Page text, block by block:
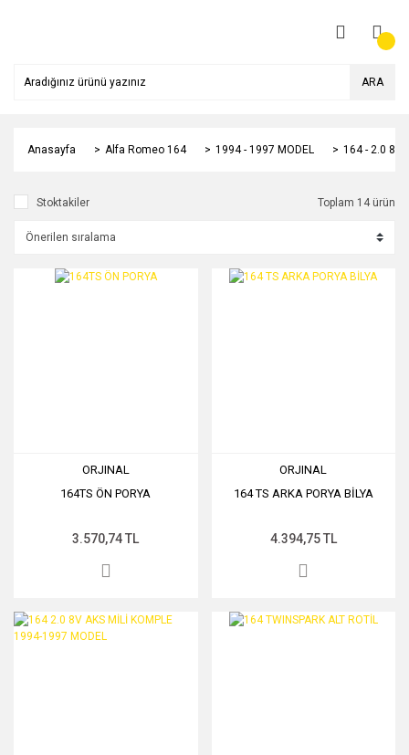
ARA
Anasayfa Alfa Romeo 164 1994 - 1997 MODEL 164 - 2.0 8V
Stoktakiler Toplam 14 ürün
ORJINAL
164TS ÖN PORYA
3.570,74 TL
ORJINAL
164 TS ARKA PORYA BİLYA
4.394,75 TL